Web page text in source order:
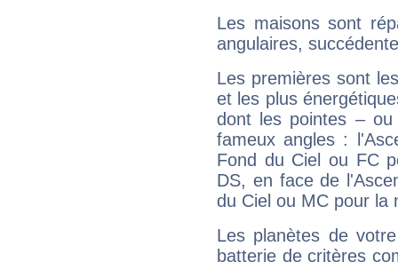
Les maisons sont
angulaires,
Les premières sont
et les plus
dont les pointes –
fameux angles :
Fond du Ciel ou FC
DS, en face de
du Ciel ou MC pour la
Les planètes de
batterie de critères